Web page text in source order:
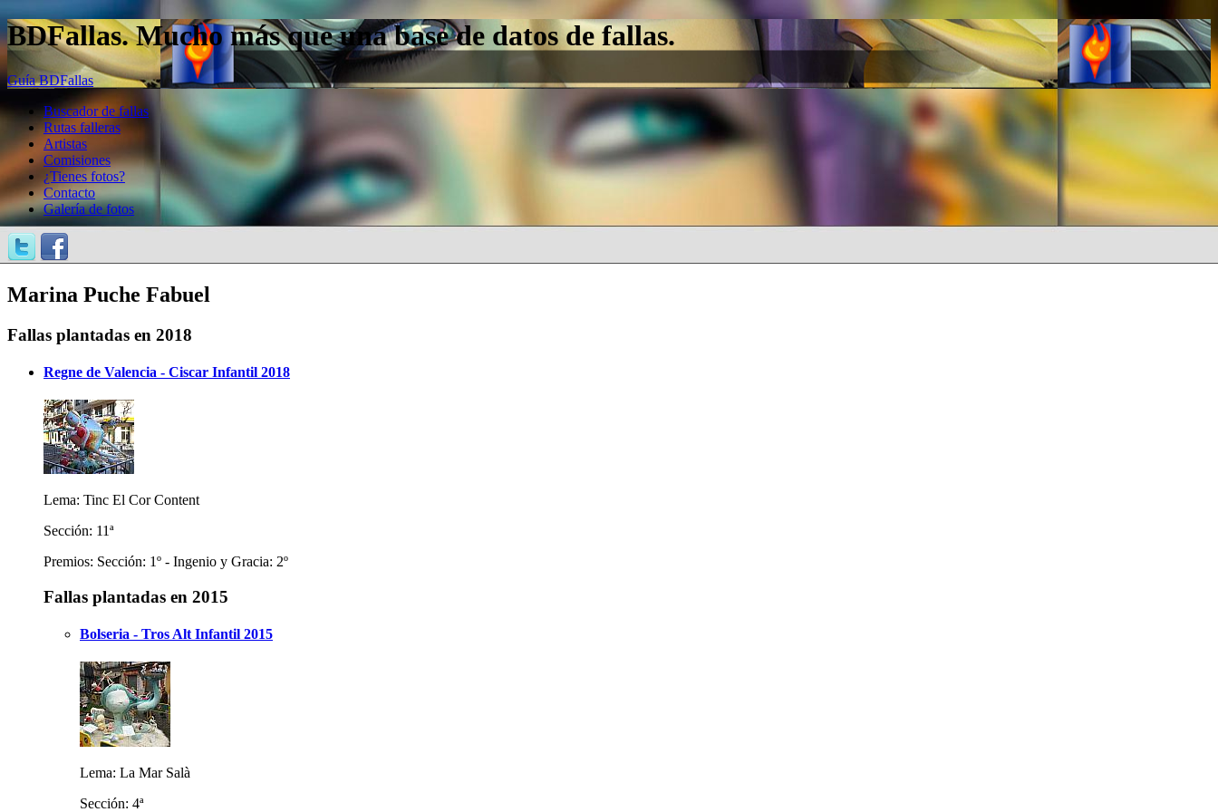
BDFallas. Mucho más que una base de datos de fallas.
Guía BDFallas
Buscador de fallas
Rutas falleras
Artistas
Comisiones
¿Tienes fotos?
Contacto
Galería de fotos
Marina Puche Fabuel
Fallas plantadas en 2018
Regne de Valencia - Ciscar Infantil 2018
Lema: Tinc El Cor Content
Sección: 11ª
Premios: Sección: 1º - Ingenio y Gracia: 2º
Fallas plantadas en 2015
Bolseria - Tros Alt Infantil 2015
Lema: La Mar Salà
Sección: 4ª